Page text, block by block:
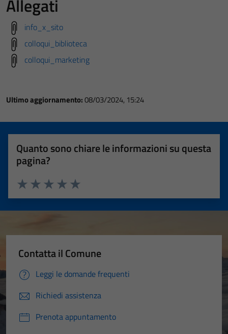
Allegati
info_x_sito
colloqui_biblioteca
colloqui_marketing
Ultimo aggiornamento:08/03/2024, 15:24
Quanto sono chiare le informazioni su questa
pagina?
Valuta 5 stelle su 5
Valuta 4 stelle su 5
Valuta 3 stelle su 5
Valuta 2 stelle su 5
Valuta 1 stelle su 5
Contatta il Comune
Leggi le domande frequenti
Richiedi assistenza
Prenota appuntamento